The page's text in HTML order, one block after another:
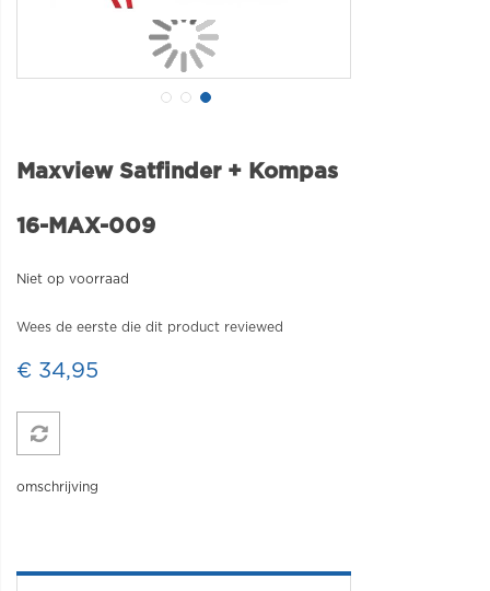
Maxview Satfinder + Kompas
16-MAX-009
Niet op voorraad
Wees de eerste die dit product reviewed
€ 34,95
omschrijving